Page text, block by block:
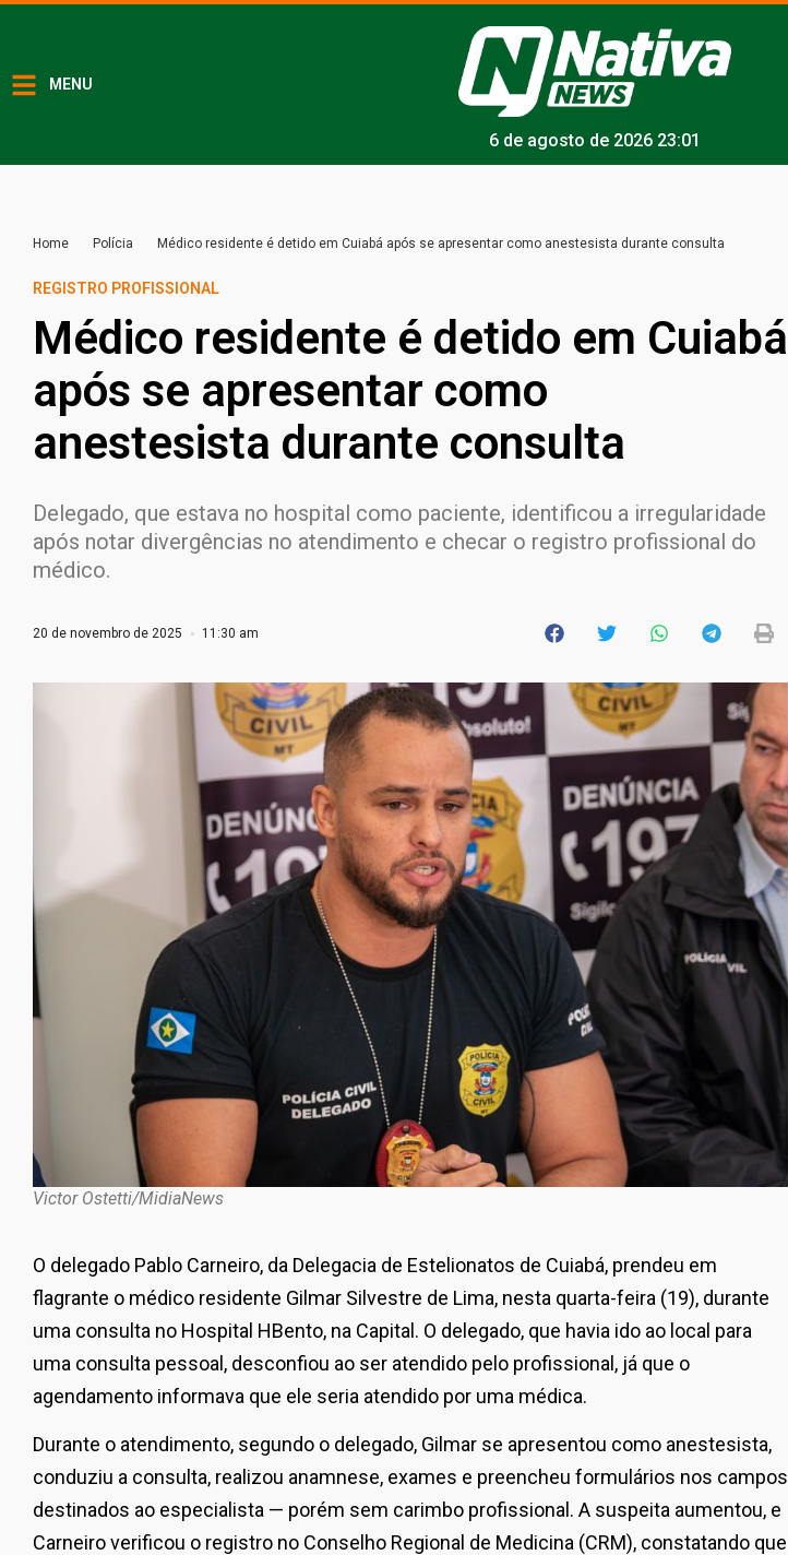
MENU
6 de agosto de 2026 23:01
Home Polícia Médico residente é detido em Cuiabá após se apresentar como anestesista durante consulta
REGISTRO PROFISSIONAL
Médico residente é detido em Cuiabá
após se apresentar como
anestesista durante consulta
Delegado, que estava no hospital como paciente, identificou a irregularidade
após notar divergências no atendimento e checar o registro profissional do
médico.
20 de novembro de 2025 11:30 am
Victor Ostetti/MidiaNews
O delegado Pablo Carneiro, da Delegacia de Estelionatos de Cuiabá, prendeu em
flagrante o médico residente Gilmar Silvestre de Lima, nesta quarta-feira (19), durante
uma consulta no Hospital HBento, na Capital. O delegado, que havia ido ao local para
uma consulta pessoal, desconfiou ao ser atendido pelo profissional, já que o
agendamento informava que ele seria atendido por uma médica.
Durante o atendimento, segundo o delegado, Gilmar se apresentou como anestesista,
conduziu a consulta, realizou anamnese, exames e preencheu formulários nos campos
destinados ao especialista — porém sem carimbo profissional. A suspeita aumentou, e
Carneiro verificou o registro no Conselho Regional de Medicina (CRM), constatando que